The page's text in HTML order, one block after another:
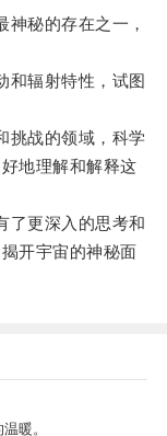
秘的存在之一，
辐射特性，试图
战的领域，科学
地理解和解释这
更深入的思考和
开宇宙的神秘面
暖。